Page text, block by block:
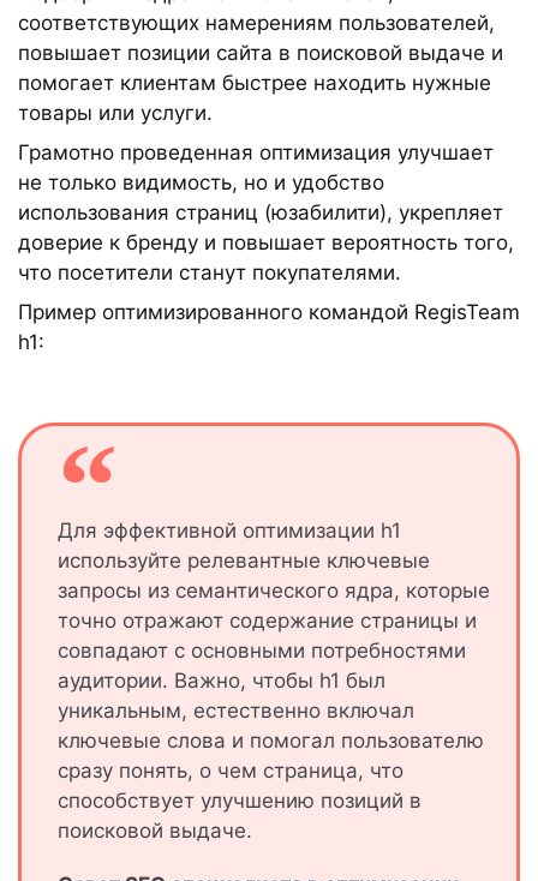
соответствующих намерениям пользователей,
повышает позиции сайта в поисковой выдаче и
помогает клиентам быстрее находить нужные
товары или услуги.
Грамотно проведенная оптимизация улучшает
не только видимость, но и удобство
использования страниц (юзабилити), укрепляет
доверие к бренду и повышает вероятность того,
что посетители станут покупателями.
Пример оптимизированного командой RegisTeam
h1:
Для эффективной оптимизации h1
используйте релевантные ключевые
запросы из семантического ядра, которые
точно отражают содержание страницы и
совпадают с основными потребностями
аудитории. Важно, чтобы h1 был
уникальным, естественно включал
ключевые слова и помогал пользователю
сразу понять, о чем страница, что
способствует улучшению позиций в
поисковой выдаче.